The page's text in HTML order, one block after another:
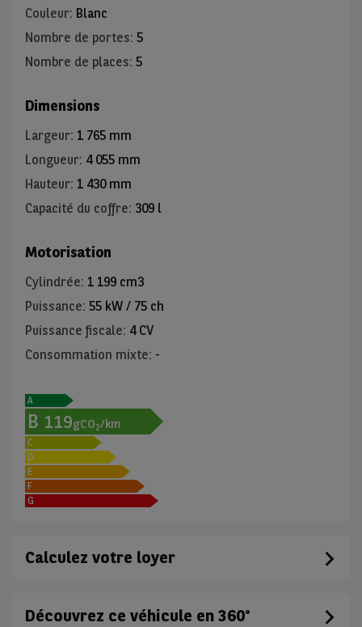
Couleur: Blanc
Nombre de portes: 5
Nombre de places: 5
Dimensions
Largeur: 1 765 mm
Longueur: 4 055 mm
Hauteur: 1 430 mm
Capacité du coffre: 309 l
Motorisation
Cylindrée: 1 199 cm3
Puissance: 55 kW / 75 ch
Puissance fiscale: 4 CV
Consommation mixte: -
A
B 119gCO2/km
C
D
E
F
G
Calculez votre loyer
Découvrez ce véhicule en 360°